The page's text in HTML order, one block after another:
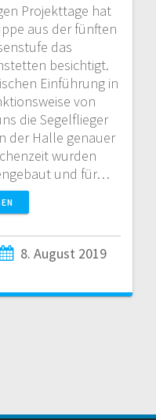
Projekttage hat
aus der fünften
das
besichtigt.
Einführung in
von
die Segelflieger
der Halle genauer
wurden
und für…
8. August 2019